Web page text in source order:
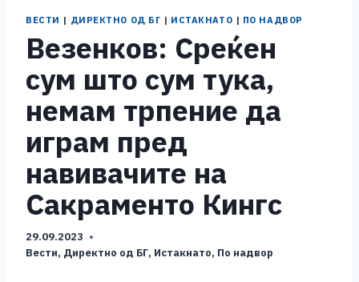
ВЕСТИ | ДИРЕКТНО ОД БГ | ИСТАКНАТО | ПО НАДВОР
Везенков: Среќен
сум што сум тука,
немам трпение да
играм пред
навивачите на
Сакраменто Кингс
29.09.2023
Вести, Директно од БГ, Истакнато, По надвор